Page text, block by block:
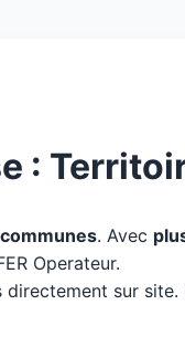
:
. Avec
Operateur.
sur